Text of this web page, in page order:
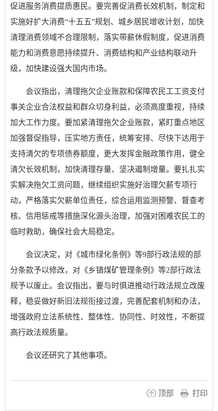
促进服务消费提质惠民。要完善促消费长效机制，制定和
实施好扩大消费“十五五”规划、城乡居民增收计划，加快
清理消费领域不合理限制，落实带薪休假制度，促进消费
能力和消费意愿持续提升、消费结构和产业结构联动升
级，加快建设强大国内市场。
会议指出，清理拖欠企业账款和保障农民工工资支付
事关企业合法权益和群众切身利益，必须高度重视，持续
加大工作力度。要加紧清理拖欠企业账款，紧盯重点地区
加强督促指导，压实地方责任，统筹安排、尽快下达用于
支持清欠的专项债券额度，更大发挥金融政策作用，健全
清欠长效机制，加快清理存量、坚决遏制增量。要扎扎实
实解决拖欠工资问题，继续组织实施好治理欠薪专项行
动，严格落实欠薪单位责任，综合运用监测预警、督查考
核、信用惩戒等措施深化源头治理，加强对困难农民工的
临时救助，确保社会大局稳定。
会议决定，对《城市绿化条例》等9部行政法规的部
分条款予以修改，对《乡镇煤矿管理条例》等2部行政法
规予以废止。会议指出，要与时俱进推动行政法规立改废
释，稳妥做好新旧法规衔接过渡，完善配套机制和办法，
增强政府立法系统性、整体性、协同性、时效性，不断提
高行政法规质量。
会议还研究了其他事项。
顶部 打印